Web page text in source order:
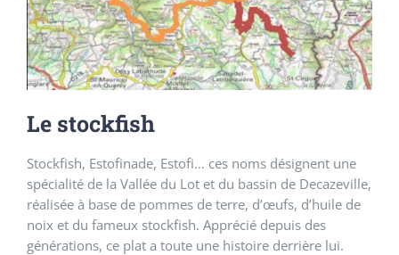
Le stockfish
Stockfish, Estofinade, Estofi… ces noms désignent une
spécialité de la Vallée du Lot et du bassin de Decazeville,
réalisée à base de pommes de terre, d’œufs, d’huile de
noix et du fameux stockfish. Apprécié depuis des
générations, ce plat a toute une histoire derrière lui.